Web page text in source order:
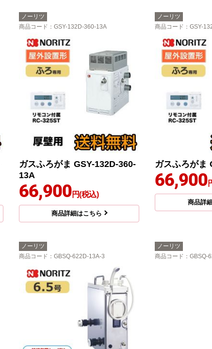
ノーリツ
商品コード ：GSY-132D-360-13A
ガスふろがま GSY-132D-360-
13A
66,900円(税込)
商品詳細はこちら
ノーリツ
商品コード ：GSY-
ガスふろがま
66,900
商品詳
ノーリツ
商品コード ：GBSQ-622D-13A-3
ノーリツ
商品コード ：GBSQ-